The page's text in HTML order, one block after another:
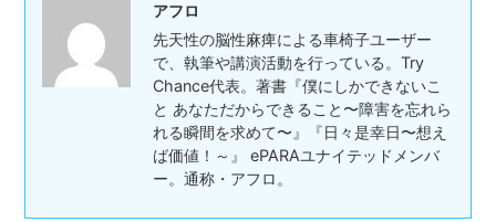
アフロ
先天性の脳性麻痺による車椅子ユーザー
で、執筆や講演活動を行っている。Try
Chance代表。著書『僕にしかできないこ
と あなただからできること〜障害を忘れら
れる瞬間を求めて〜』『日々是幸日〜想え
ば価値！～』 ePARAユナイテッドメンバ
ー。通称・アフロ。